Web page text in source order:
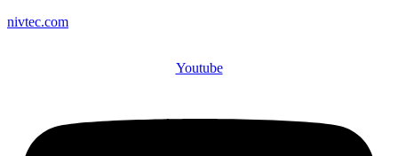
nivtec.com
Youtube